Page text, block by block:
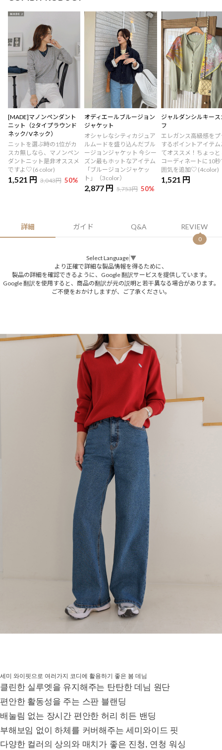
[MADE]マノンペンダント
ニット（2タイプラウンド
ネック/ Vネック）
ニットを選ぶ時の1位がカ
スカ無しなら、マノンペン
ダントニット是非オススメ
ですよ♡ (6 color)
1,521 円 3,043円 50%
オディエールブルージョン
ジャケット
オシャレなシティカジュア
ルムードを盛り込んだブル
ージョンジャケット 今シー
ズン最もホットなアイテム
「ブルージョンジャケッ
ト」（3color）
2,877 円 5,753円 50%
ジャルダンシルキース
フ
エレガンス高級感をプ
するポイントアイテム
てオススメ！ちょっと
コーディネートに10
囲気を追加♡ (4color)
1,521 円
詳細 ガイド Q&A REVIEW
0
Select Language ▼
より正確で詳細な製品情報を得るために、
製品の詳細を確認できるように、Google 翻訳サービスを提供しています。
Google 翻訳を使用すると、商品の翻訳が元の説明と若干異なる場合があります。
ご不便をおかけしますが、ご了承ください。
세미 와이핏으로 여러가지 코디에 활용하기 좋은 봄 데님
클린한 실루엣을 유지해주는 탄탄한 데님 원단
편안한 활동성을 주는 스판 블랜딩
배눌림 없는 장시간 편안한 허리 히든 밴딩
부해보임 없이 하체를 커버해주는 세미와이드 핏
다양한 컬러의 상의와 매치가 좋은 진청, 연청 워싱